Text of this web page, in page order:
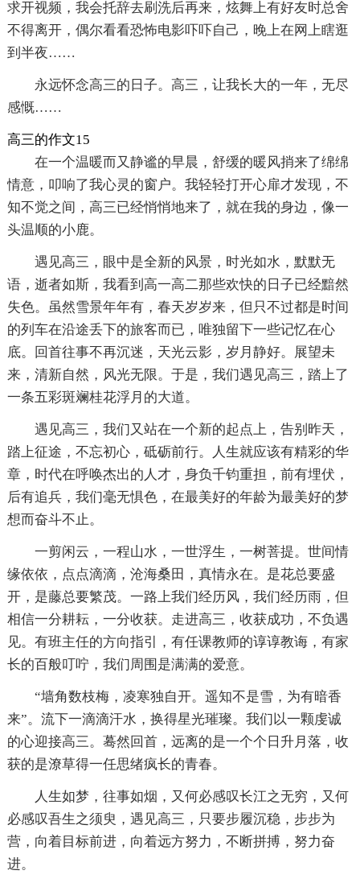
求开视频，我会托辞去刷洗后再来，炫舞上有好友时总舍
不得离开，偶尔看看恐怖电影吓吓自己，晚上在网上瞎逛
到半夜……
永远怀念高三的日子。高三，让我长大的一年，无尽
感慨……
高三的作文15
在一个温暖而又静谧的早晨，舒缓的暖风捎来了绵绵
情意，叩响了我心灵的窗户。我轻轻打开心扉才发现，不
知不觉之间，高三已经悄悄地来了，就在我的身边，像一
头温顺的小鹿。
遇见高三，眼中是全新的风景，时光如水，默默无
语，逝者如斯，我看到高一高二那些欢快的日子已经黯然
失色。虽然雪景年年有，春天岁岁来，但只不过都是时间
的列车在沿途丢下的旅客而已，唯独留下一些记忆在心
底。回首往事不再沉迷，天光云影，岁月静好。展望未
来，清新自然，风光无限。于是，我们遇见高三，踏上了
一条五彩斑斓桂花浮月的大道。
遇见高三，我们又站在一个新的起点上，告别昨天，
踏上征途，不忘初心，砥砺前行。人生就应该有精彩的华
章，时代在呼唤杰出的人才，身负千钧重担，前有埋伏，
后有追兵，我们毫无惧色，在最美好的年龄为最美好的梦
想而奋斗不止。
一剪闲云，一程山水，一世浮生，一树菩提。世间情
缘依依，点点滴滴，沧海桑田，真情永在。是花总要盛
开，是藤总要繁茂。一路上我们经历风，我们经历雨，但
相信一分耕耘，一分收获。走进高三，收获成功，不负遇
见。有班主任的方向指引，有任课教师的谆谆教诲，有家
长的百般叮咛，我们周围是满满的爱意。
“墙角数枝梅，凌寒独自开。遥知不是雪，为有暗香
来”。流下一滴滴汗水，换得星光璀璨。我们以一颗虔诚
的心迎接高三。蓦然回首，远离的是一个个日升月落，收
获的是潦草得一任思绪疯长的青春。
人生如梦，往事如烟，又何必感叹长江之无穷，又何
必感叹吾生之须臾，遇见高三，只要步履沉稳，步步为
营，向着目标前进，向着远方努力，不断拼搏，努力奋
进。